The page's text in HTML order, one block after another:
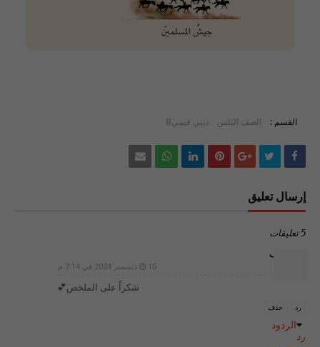
القسم : الصف الثامن ديني قيمي8
إرسال تعليق
5 تعليقات
غير معرف
15 ديسمبر 2024 في 7:14 م
شكراً على الملخص💕
رد حذف
الردود
رد